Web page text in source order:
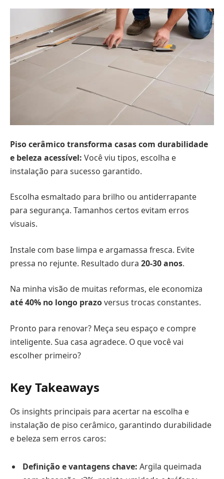
Piso cerâmico transforma casas com durabilidade
e beleza acessível: Você viu tipos, escolha e
instalação para sucesso garantido.
Escolha esmaltado para brilho ou antiderrapante
para segurança. Tamanhos certos evitam erros
visuais.
Instale com base limpa e argamassa fresca. Evite
pressa no rejunte. Resultado dura 20-30 anos.
Na minha visão de muitas reformas, ele economiza
até 40% no longo prazoversus trocas constantes.
Pronto para renovar? Meça seu espaço e compre
inteligente. Sua casa agradece. O que você vai
escolher primeiro?
Key Takeaways
Os insights principais para acertar na escolha e
instalação de piso cerâmico, garantindo durabilidade
e beleza sem erros caros:
Definição e vantagens chave: Argila queimada